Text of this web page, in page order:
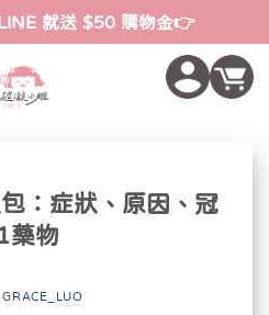
就送 $50 購物金👉
：症狀、原因、冠
藥物
GRACE_LUO